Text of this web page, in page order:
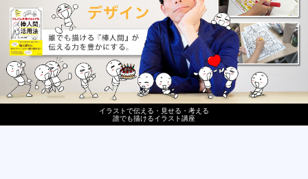
イラストで伝える・見せる・考える
誰でも描けるイラスト講座